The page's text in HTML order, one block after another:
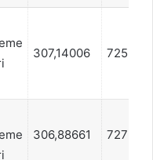
307,14006 725581
306,88661 727609